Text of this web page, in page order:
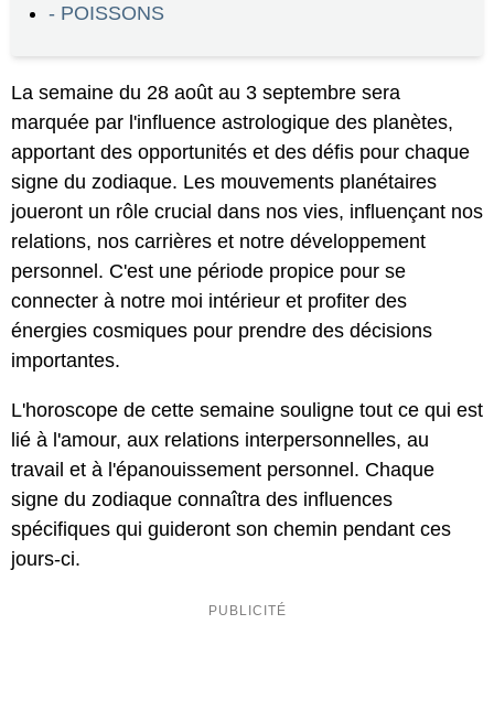
- POISSONS
La semaine du 28 août au 3 septembre sera
marquée par l'influence astrologique des planètes,
apportant des opportunités et des défis pour chaque
signe du zodiaque. Les mouvements planétaires
joueront un rôle crucial dans nos vies, influençant nos
relations, nos carrières et notre développement
personnel. C'est une période propice pour se
connecter à notre moi intérieur et profiter des
énergies cosmiques pour prendre des décisions
importantes.
L'horoscope de cette semaine souligne tout ce qui est
lié à l'amour, aux relations interpersonnelles, au
travail et à l'épanouissement personnel. Chaque
signe du zodiaque connaîtra des influences
spécifiques qui guideront son chemin pendant ces
jours-ci.